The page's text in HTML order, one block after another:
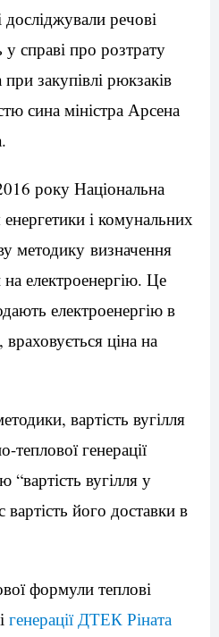
досліджували речові
справі про розтрату
закупівлі рюкзаків
сина міністра Арсена
року Національна
і комунальних
методику визначення
на електроенергію. Це
електроенергію в
ціна на
вартість вугілля
теплової генерації
вугілля у
його доставки в
формули теплові
генерації ДТЕК Ріната